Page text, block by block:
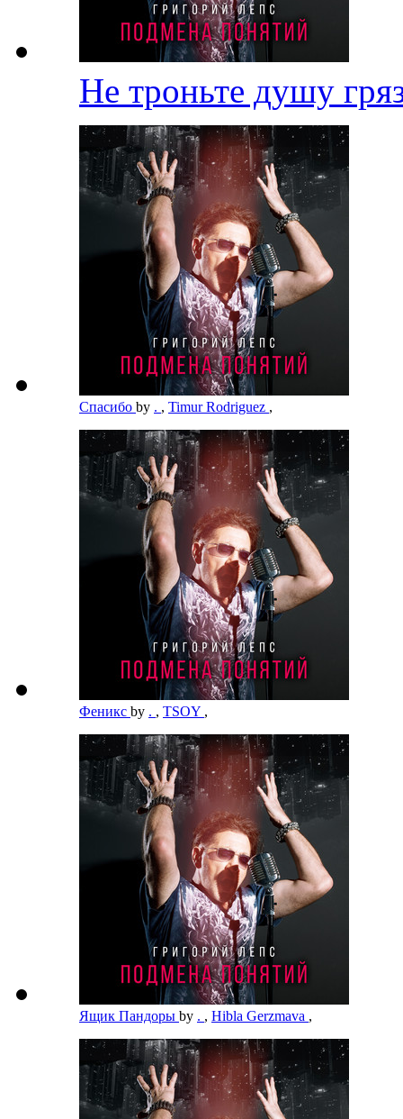
Не троньте душу
Спасибо by . , Timur Rodriguez ,
Феникс by . , TSOY ,
Ящик Пандоры by . , Hibla Gerzmava ,